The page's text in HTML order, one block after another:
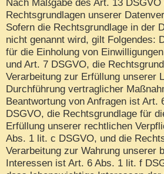
Nach Maßgabe des Art. 13
Rechtsgrundlagen unserer
Sofern die Rechtsgrundlage in der
nicht genannt wird, gilt Folgendes:
für die Einholung von
und Art. 7 DSGVO, die
Verarbeitung zur Erfüllung unserer
Durchführung vertraglicher
Beantwortung von Anfragen ist Art.
DSGVO, die Rechtsgrundlage für
Erfüllung unserer rechtlichen
Abs. 1 lit. c DSGVO, und die
Verarbeitung zur Wahrung unserer
Interessen ist Art. 6 Abs. 1 lit. f